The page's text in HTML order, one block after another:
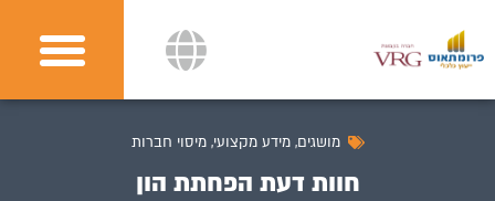
מושגים,מידע מקצועי,מיסוי חברות
חוות דעת הפחתת הון